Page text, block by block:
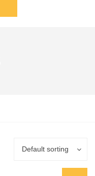
Default sorting